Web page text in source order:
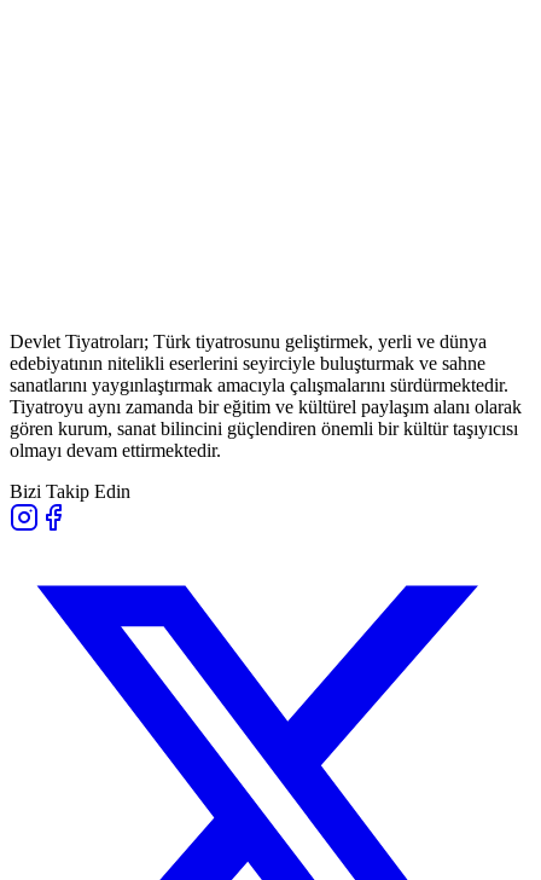
Devlet Tiyatroları; Türk tiyatrosunu geliştirmek, yerli ve dünya
edebiyatının nitelikli eserlerini seyirciyle buluşturmak ve sahne
sanatlarını yaygınlaştırmak amacıyla çalışmalarını sürdürmektedir.
Tiyatroyu aynı zamanda bir eğitim ve kültürel paylaşım alanı olarak
gören kurum, sanat bilincini güçlendiren önemli bir kültür taşıyıcısı
olmayı devam ettirmektedir.
Bizi Takip Edin